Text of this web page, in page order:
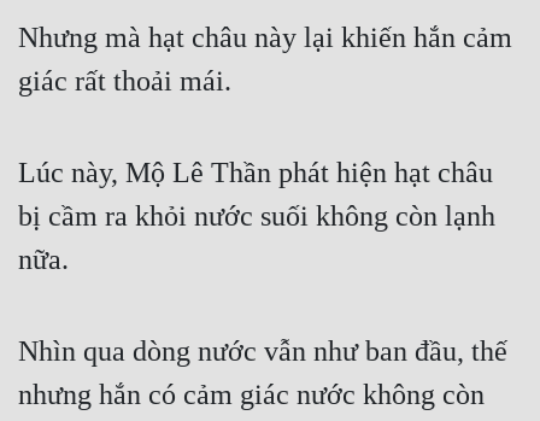
Phản Phái
Quan Trường
Thanh Xuân
Tiên Hiệp
Nhưng mà hạt châu này lại khiến hắn cảm
giác rất thoải mái.
Lúc này, Mộ Lê Thần phát hiện hạt châu
bị cầm ra khỏi nước suối không còn lạnh
nữa.
Nhìn qua dòng nước vẫn như ban đầu, thế
nhưng hắn có cảm giác nước không còn